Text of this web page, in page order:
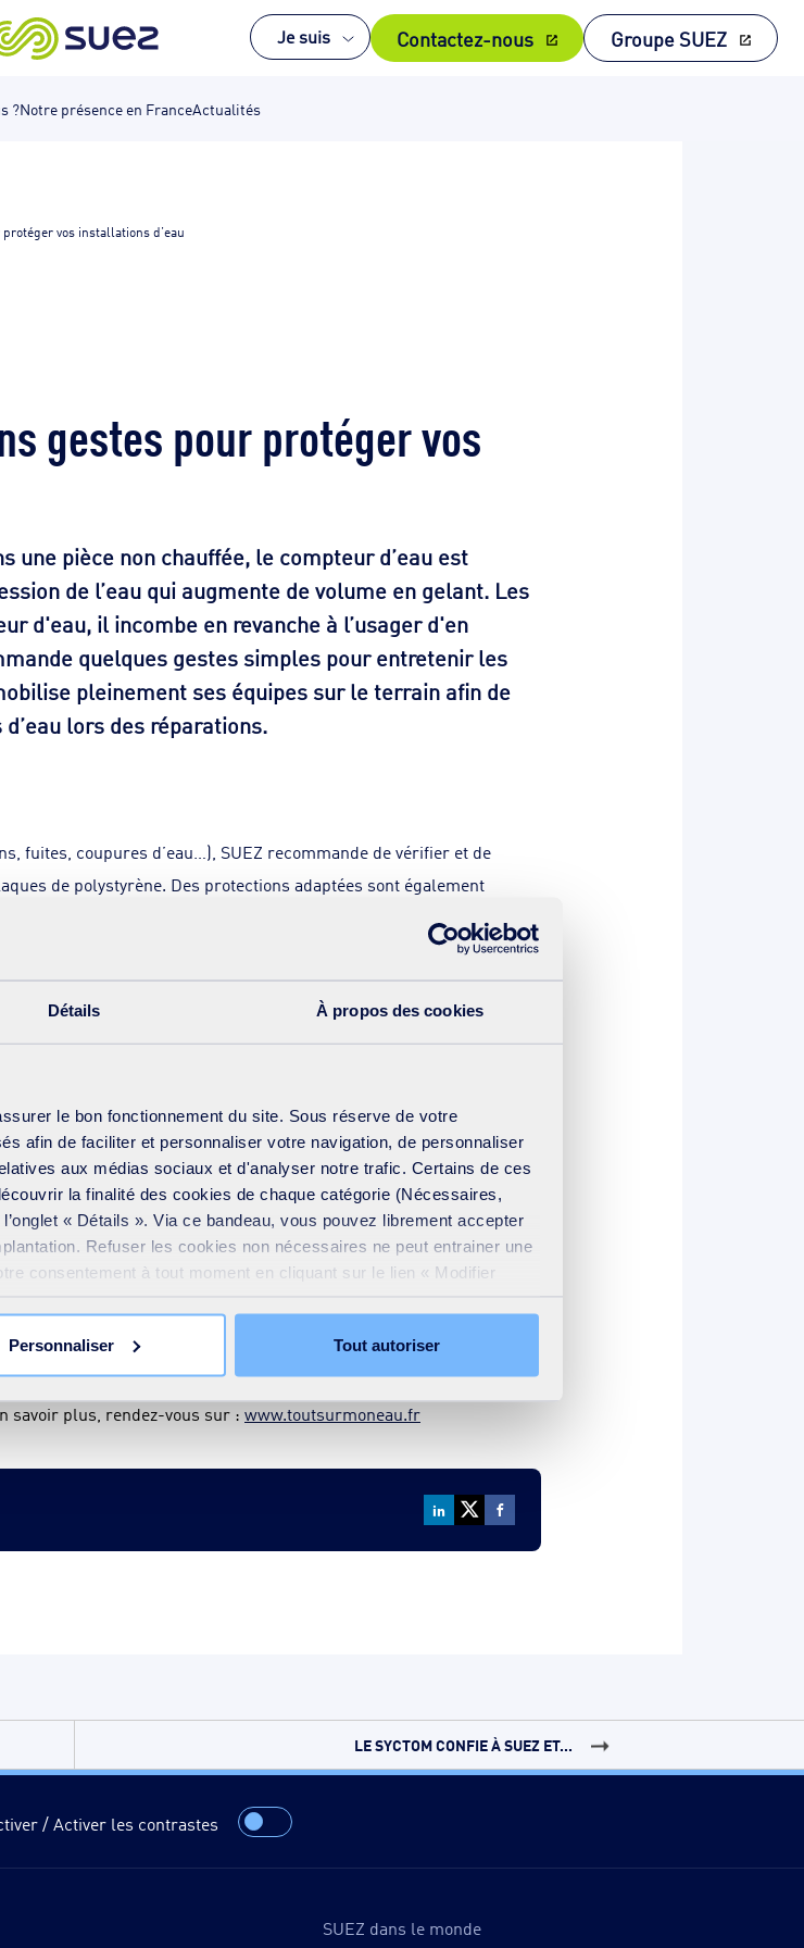
Détails À propos des cookies
le bon fonctionnement du site. Sous réserve de votre
afin de faciliter et personnaliser votre navigation, de personnaliser
aux médias sociaux et d'analyser notre trafic. Certains de ces
la finalité des cookies de chaque catégorie (Nécessaires,
« Détails ». Via ce bandeau, vous pouvez librement accepter
Refuser les cookies non nécessaires ne peut entrainer une
consentement à tout moment en cliquant sur le lien « Modifier
Personnaliser Tout autoriser
Je suis Contactez-nous Groupe SUEZ
?Notre présence en FranceActualités
vos installations d’eau
gestes pour protéger vos
une pièce non chauffée, le compteur d’eau est
de l’eau qui augmente de volume en gelant. Les
d'eau, il incombe en revanche à l’usager d'en
quelques gestes simples pour entretenir les
pleinement ses équipes sur le terrain afin de
lors des réparations.
fuites, coupures d’eau…), SUEZ recommande de vérifier et de
de polystyrène. Des protections adaptées sont également
: remplir un sac avec des chips de polystyrène et le poser sur le
comme la laine de verre et le papier, mais aussi les matériaux
de geler le compteur.
ou dans les pièces non chauffées d'une gaine isolante ou de
du compteur. La laine de verre, le papier ou la paille sont à
l’eau afin d’éviter toute inondation au moment d’un dégel.
par exemple, permettra de débloquer la canalisation gelée. Il ne
savoir plus, rendez-vous sur : www.toutsurmoneau.fr
LE SYCTOM CONFIE À SUEZ ET...
/ Activer les contrastes
SUEZ dans le monde